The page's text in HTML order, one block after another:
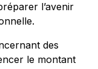
l’avenir
des
le montant